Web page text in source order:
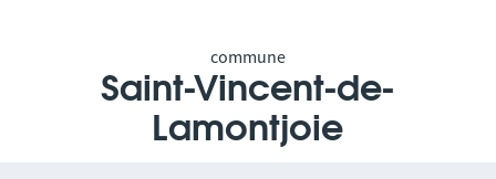
commune
Saint-Vincent-de-
Lamontjoie